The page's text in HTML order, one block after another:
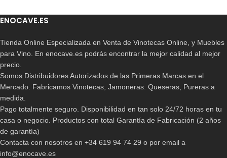
ENOCAVE.ES
Tienda Online Especializada en Venta de Vinotecas Online, y Muebles
para Vino. En enocave.es podrás encontrar la mejor calidad al mejor
precio.
Somos Distribuidores Autorizados de las Primeras Marcas en el
Mercado. Fabricamos Vinotecas, Jamoneras. Queseras, Pureras a
medida.
Pago totalmente seguro. Disponibilidad en tan solo 24/72 horas en tu
casa o negocio. Productos con total Garantía de Fabricación (2 años
de garantía)
Contacta con nosotros en +34 619 94 74 29 o por email a
info@enocave.es